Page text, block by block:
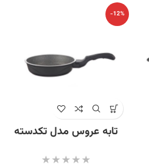
-12%
تابه عروس مدل تکدسته